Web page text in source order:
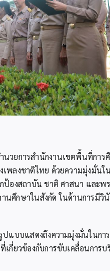
วยการสำนักงานเขตพื้นที่การ
พลงชาติไทย ด้วยความมุ่งมั่น
ป้องสถาบัน ชาติ ศาสนา และพ
นศึกษาในสังกัด ในด้านการมีวิ
แบบแสดงถึงความมุ่งมั่นในกา
กี่ยวข้องกับการขับเคลื่อนการบ